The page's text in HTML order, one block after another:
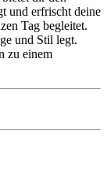
und erfrischt deine
Tag begleitet.
und Stil legt.
zu einem